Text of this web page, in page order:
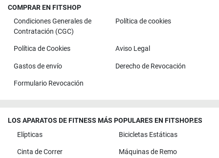
COMPRAR EN FITSHOP
Condiciones Generales de
Contratación (CGC)
Política de cookies
Política de Cookies Aviso Legal
Gastos de envío Derecho de Revocación
Formulario Revocación
LOS APARATOS DE FITNESS MÁS POPULARES EN FITSHOP.ES
Elípticas
Bicicletas Estáticas
Cinta de Correr Máquinas de Remo